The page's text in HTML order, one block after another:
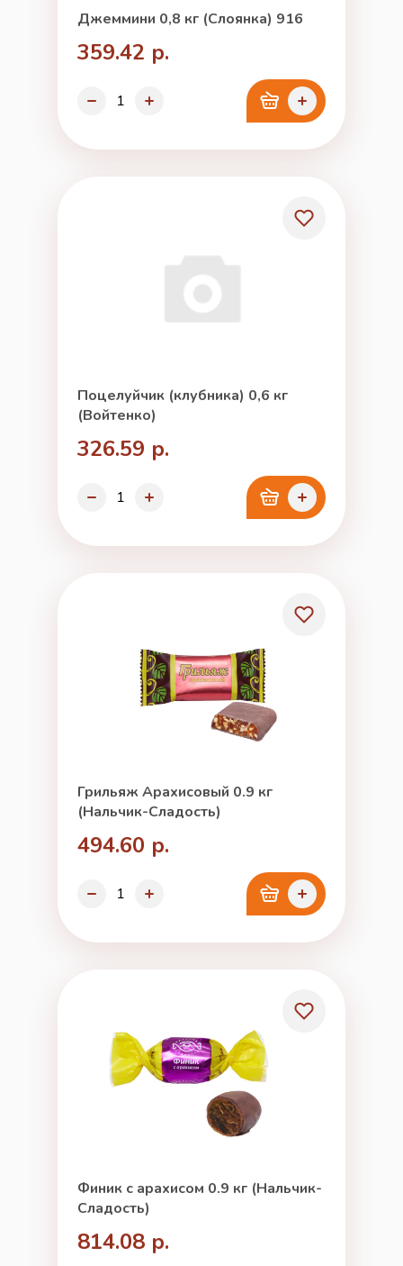
Джеммини 0,8 кг (Слоянка) 916
359.42 р.
Поцелуйчик (клубника) 0,6 кг
(Войтенко)
326.59 р.
Грильяж Арахисовый 0.9 кг
(Нальчик-Сладость)
494.60 р.
Финик с арахисом 0.9 кг (Нальчик-
Сладость)
814.08 р.